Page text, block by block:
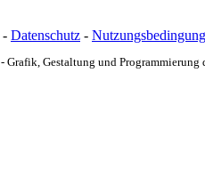
- Datenschutz -
- Grafik, Gestaltung und Programmierung